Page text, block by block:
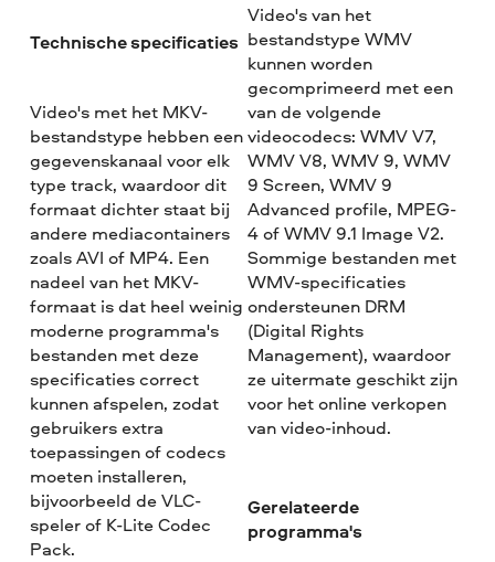
Technische specificaties
Video's met het MKV-
bestandstype hebben een
gegevenskanaal voor elk
type track, waardoor dit
formaat dichter staat bij
andere mediacontainers
zoals AVI of MP4. Een
nadeel van het MKV-
formaat is dat heel weinig
moderne programma's
bestanden met deze
specificaties correct
kunnen afspelen, zodat
gebruikers extra
toepassingen of codecs
moeten installeren,
bijvoorbeeld de VLC-
speler of K-Lite Codec
Pack.
Video's van het
bestandstype WMV
kunnen worden
gecomprimeerd met een
van de volgende
videocodecs: WMV V7,
WMV V8, WMV 9, WMV
9 Screen, WMV 9
Advanced profile, MPEG-
4 of WMV 9.1 Image V2.
Sommige bestanden met
WMV-specificaties
ondersteunen DRM
(Digital Rights
Management), waardoor
ze uitermate geschikt zijn
voor het online verkopen
van video-inhoud.
Gerelateerde
programma's